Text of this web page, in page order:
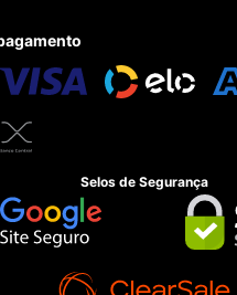
Selos de Segurança